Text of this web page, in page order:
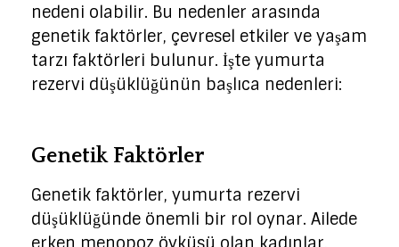
nedeni olabilir. Bu nedenler arasında
genetik faktörler, çevresel etkiler ve yaşam
tarzı faktörleri bulunur. İşte yumurta
rezervi düşüklüğünün başlıca nedenleri:
Genetik Faktörler
Genetik faktörler, yumurta rezervi
düşüklüğünde önemli bir rol oynar. Ailede